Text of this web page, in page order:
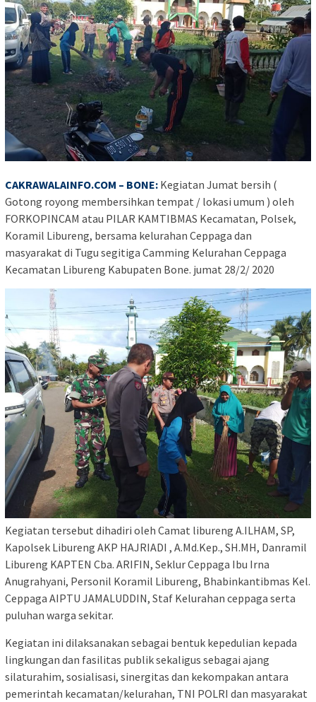
CAKRAWALAINFO.COM – BONE: Kegiatan Jumat bersih (
Gotong royong membersihkan tempat / lokasi umum ) oleh
FORKOPINCAM atau PILAR KAMTIBMAS Kecamatan, Polsek,
Koramil Libureng, bersama kelurahan Ceppaga dan
masyarakat di Tugu segitiga Camming Kelurahan Ceppaga
Kecamatan Libureng Kabupaten Bone. jumat 28/2/ 2020
Kegiatan tersebut dihadiri oleh Camat libureng A.ILHAM, SP,
Kapolsek Libureng AKP HAJRIADI , A.Md.Kep., SH.MH, Danramil
Libureng KAPTEN Cba. ARIFIN, Seklur Ceppaga Ibu Irna
Anugrahyani, Personil Koramil Libureng, Bhabinkantibmas Kel.
Ceppaga AIPTU JAMALUDDIN, Staf Kelurahan ceppaga serta
puluhan warga sekitar.
Kegiatan ini dilaksanakan sebagai bentuk kepedulian kepada
lingkungan dan fasilitas publik sekaligus sebagai ajang
silaturahim, sosialisasi, sinergitas dan kekompakan antara
pemerintah kecamatan/kelurahan, TNI POLRI dan masyarakat